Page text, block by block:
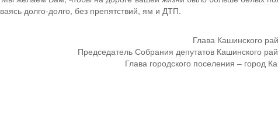
долго-долго, без препятствий, ям и ДТП.
Глава Кашинского
Председатель Собрания депутатов Кашинского
Глава городского поселения – город